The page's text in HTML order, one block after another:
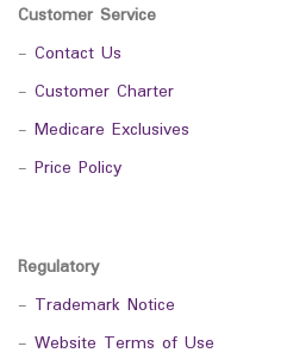
Customer Service
- Contact Us
- Customer Charter
- Medicare Exclusives
- Price Policy
Regulatory
- Trademark Notice
- Website Terms of Use